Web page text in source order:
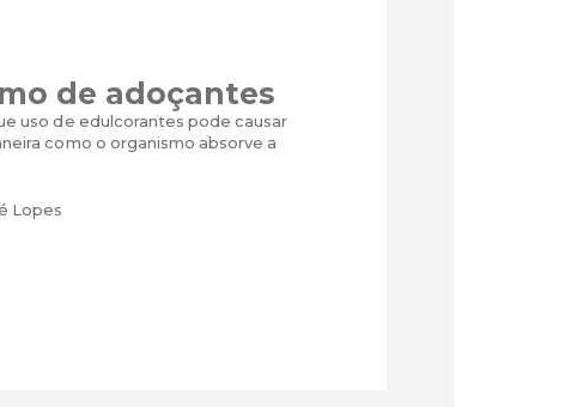
de adoçantes
uso de edulcorantes pode causar
como o organismo absorve a
Lopes